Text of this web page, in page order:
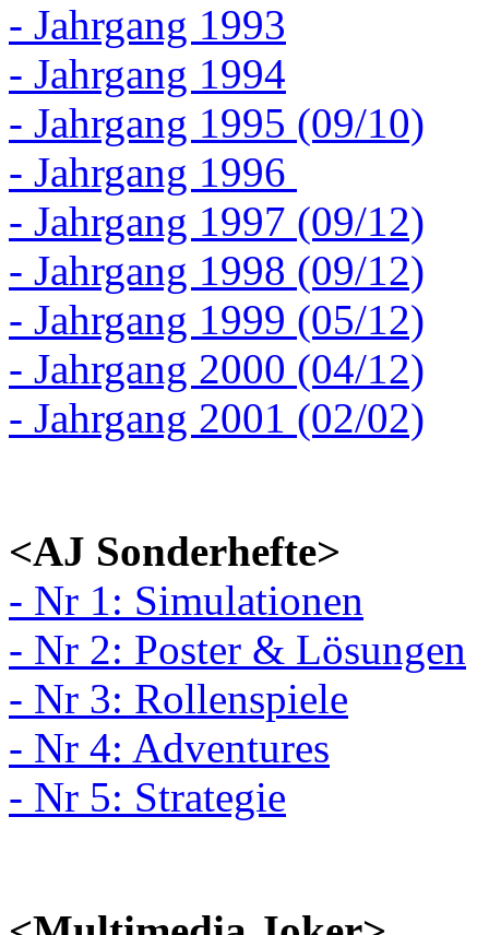
- Jahrgang 1993
- Jahrgang 1994
- Jahrgang 1995 (09/10)
- Jahrgang 1996
- Jahrgang 1997 (09/12)
- Jahrgang 1998 (09/12)
- Jahrgang 1999 (05/12)
- Jahrgang 2000 (04/12)
- Jahrgang 2001 (02/02)
<AJ Sonderhefte>
- Nr 1: Simulationen
- Nr 2: Poster & Lösungen
- Nr 3: Rollenspiele
- Nr 4: Adventures
- Nr 5: Strategie